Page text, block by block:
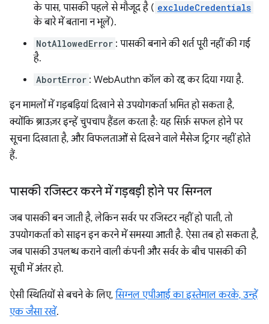
के पास, पासकी पहले से मौजूद है ( excludeCredentials
के बारे में बताना न भूलें).
NotAllowedError : पासकी बनाने की शर्त पूरी नहीं की गई
है.
AbortError : WebAuthn कॉल को रद्द कर दिया गया है.
इन मामलों में गड़बड़ियां दिखाने से उपयोगकर्ता भ्रमित हो सकता है,
क्योंकि ब्राउज़र इन्हें चुपचाप हैंडल करता है: यह सिर्फ़ सफल होने पर
सूचना दिखाता है, और विफलताओं से दिखने वाले मैसेज ट्रिगर नहीं होते
हैं.
पासकी रजिस्टर करने में गड़बड़ी होने पर सिग्नल
जब पासकी बन जाती है, लेकिन सर्वर पर रजिस्टर नहीं हो पाती, तो
उपयोगकर्ता को साइन इन करने में समस्या आती है. ऐसा तब हो सकता है,
जब पासकी उपलब्ध कराने वाली कंपनी और सर्वर के बीच पासकी की
सूची में अंतर हो.
ऐसी स्थितियों से बचने के लिए, सिग्नल एपीआई का इस्तेमाल करके, उन्हें
एक जैसा रखें.